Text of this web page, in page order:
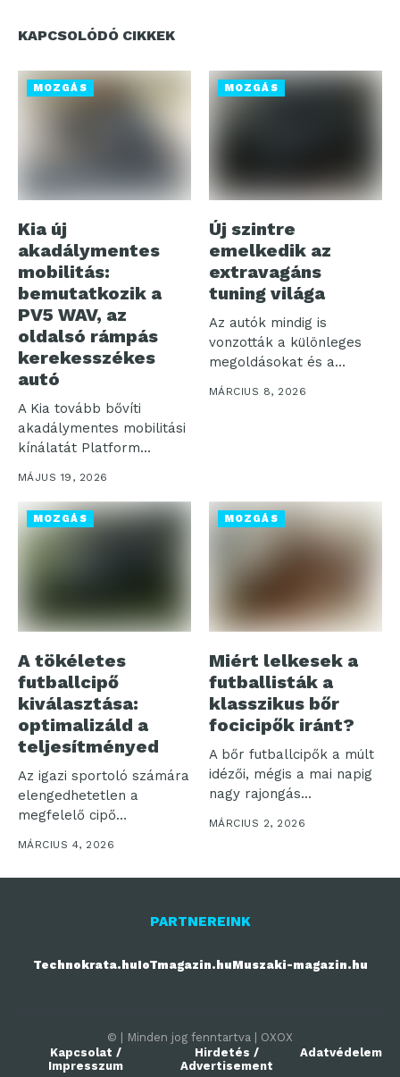
KAPCSOLÓDÓ CIKKEK
MOZGÁS
Kia új
akadálymentes
mobilitás:
bemutatkozik a
PV5 WAV, az
oldalsó rámpás
kerekesszékes
autó
A Kia tovább bővíti
akadálymentes mobilitási
kínálatát Platform
Beyond Vehicle (PBV)
üzletágán...
MÁJUS 19, 2026
MOZGÁS
Új szintre
emelkedik az
extravagáns
tuning világa
Az autók mindig is
vonzották a különleges
megoldásokat és a
feltűnő megjelenéseket....
MÁRCIUS 8, 2026
MOZGÁS
A tökéletes
futballcipő
kiválasztása:
optimalizáld a
teljesítményed
Az igazi sportoló számára
elengedhetetlen a
megfelelő cipő
kiválasztása, hiszen az
alaposan...
MÁRCIUS 4, 2026
MOZGÁS
Miért lelkesek a
futballisták a
klasszikus bőr
focicipők iránt?
A bőr futballcipők a múlt
idézői, mégis a mai napig
nagy rajongás...
MÁRCIUS 2, 2026
PARTNEREINK
Technokrata.huIoTmagazin.huMuszaki-magazin.hu
© | Minden jog fenntartva | OXOX
Kapcsolat /
Impresszum
Hirdetés /
Advertisement
Adatvédelem